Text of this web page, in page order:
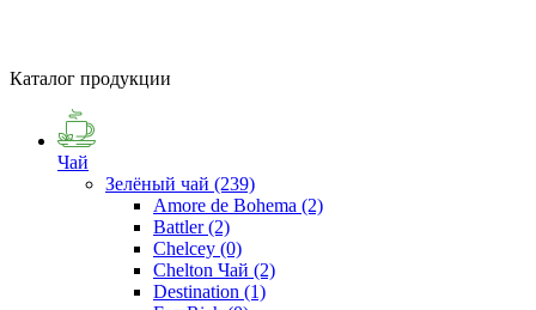
Каталог продукции
Чай
Зелёный чай (239)
Amore de Bohema (2)
Battler(2)
Chelcey (0)
Chelton Чай (2)
Destination (1)